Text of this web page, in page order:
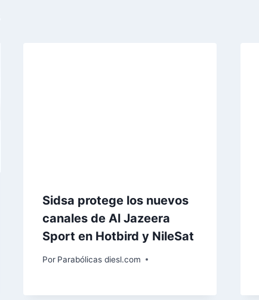
Sidsa protege los nuevos
canales de Al Jazeera
Sport en Hotbird y NileSat
Por Parabólicas diesl.com